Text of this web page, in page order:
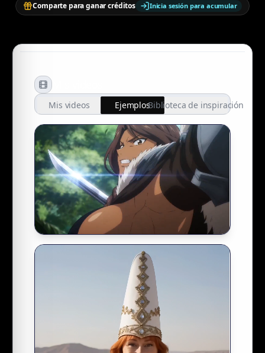
Comparte para ganar créditos Inicia sesión para acumular
Mis videos EjemplosBiblioteca de inspiración